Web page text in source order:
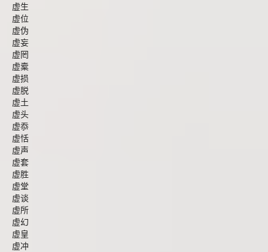
虚生
虚位
虚伪
虚妄
虚罔
虚槖
虚损
虚脱
虚土
虚头
虚忝
虚恬
虚声
虚套
虚胜
虚堂
虚谈
虚所
虚幻
虚皇
虚冲